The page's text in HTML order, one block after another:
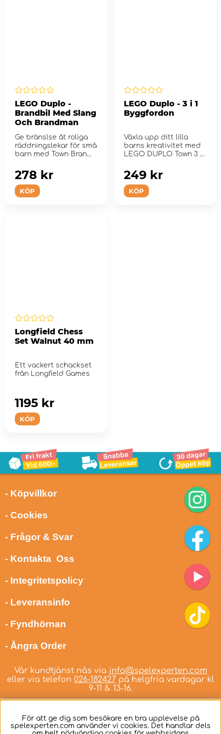
LEGO Duplo -
Brandbil Med Slang
Och Brandman
Ge bränslse åt roliga
räddningslekar för små
barn med Town Bran...
KÖP
278 kr
LEGO Duplo - 3 i 1
Byggfordon
Växla upp ditt lilla
barns kreativitet med
LEGO DUPLO Town 3 i 1
KÖP
249 kr
Longfield Chess
Set Walnut 40 mm
Ett vackert schackset
från Longfield Games
KÖP
1195 kr
- Köpvillkor
- Cookies
- Frågor & Svar
- Kontakta Oss
- Integritetspolicy
- Leveransinfo
- Fyndhörnan
- Ångra Order
Vår kundtjänst nås via info@spelexperten.com
eller via telefon 026-182427 på helgfria vardagar kl
9-11 & 13-16.
För att ge dig som besökare en bra upplevelse på
spelexperten.com använder vi cookies. Det handlar dels